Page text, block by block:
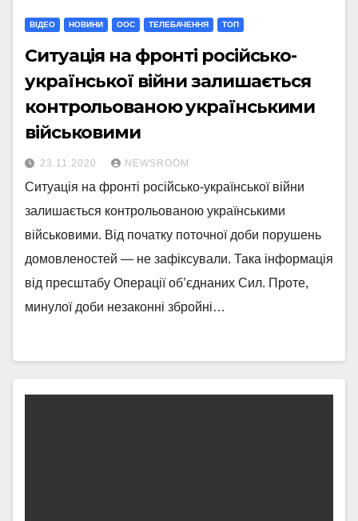
ВІДЕО НОВИНИ ООС ТЕЛЕБАЧЕННЯ ТОП
Ситуація на фронті російсько-
української війни залишається
контрольованою українськими
військовими
23.11.2020 NEWSROOM
Ситуація на фронті російсько-української війни
залишається контрольованою українськими
військовими. Від початку поточної доби порушень
домовленостей — не зафіксували. Така інформація
від пресштабу Операції об’єднаних Сил. Проте,
минулої доби незаконні збройні…